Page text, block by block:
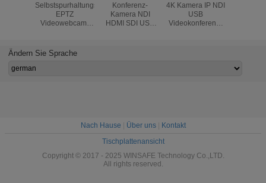
Selbstspurhaltungsusb
EPTZ
Videowebcam-
Konferenz-
Kamera NDI
HDMI SDI USB
4K Kamera IP NDI
USB
Videokonferenz-
Ändern Sie Sprache
Nach Hause Über uns|
Kontakt
Tischplattenansicht
Copyright © 2017 - 2025 WINSAFE Technology Co.,LTD.
All rights reserved.